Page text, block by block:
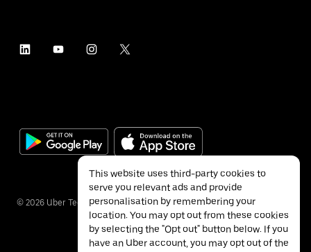
© 2026 Uber Technologies Inc.
This website uses third-party cookies to
serve you relevant ads and provide
personalisation by remembering your
location. You may opt out from these cookies
by selecting the "Opt out" button below. If you
have an Uber account, you may opt out of the